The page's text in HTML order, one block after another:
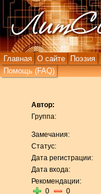
Главная О сайте Поэзия
Помощь (FAQ)
Автор:
Группа:
Замечания:
Статус:
Дата регистрации:
Дата входа:
Рекомендации:
0
0